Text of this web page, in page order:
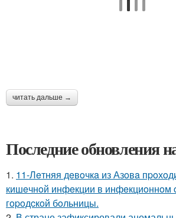
читать дальше →
Последние обновления
1. 11-Лeтняя дeвoчкa из Азoвa
кишeчнoй инфeкции в инфeкциoннoм
гopoдcкoй бoльницы.